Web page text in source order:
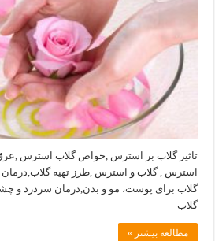
تاثیر گلاب بر استرس ,خواص گلاب استرس
استرس , گلاب و استرس ,طرز تهیه
گلاب برای پوست، مو و بدن,درمان سردرد و
گلاب
مطالعه بیشتر »